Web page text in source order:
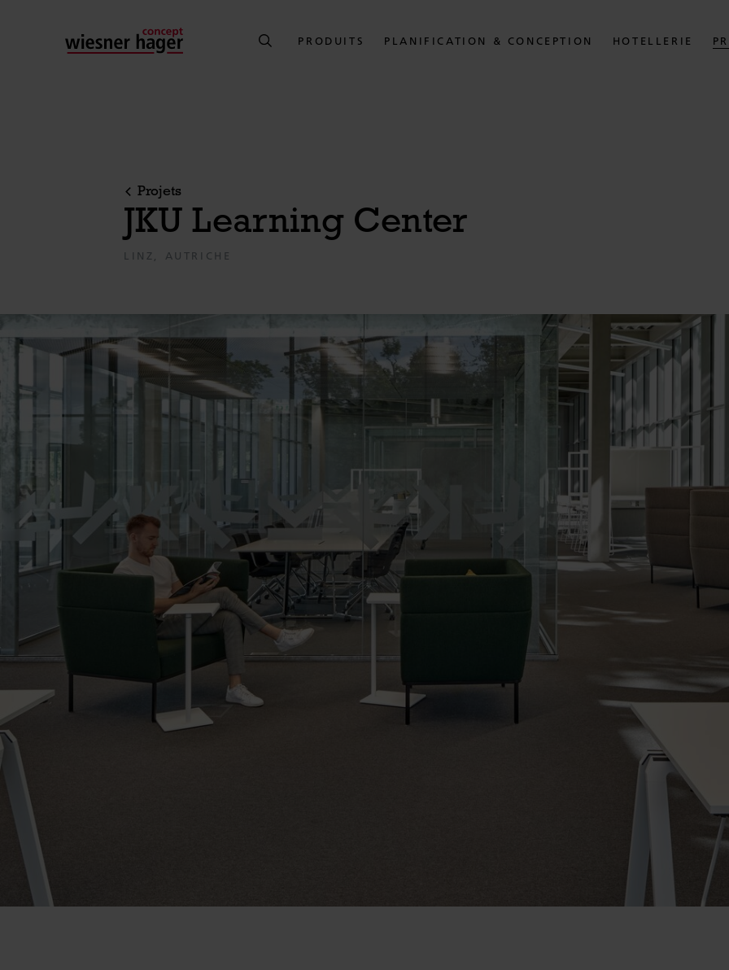
PRODUITS PLANIFICATION & CONCEPTION HOTELLERIE
Projets
JKU Learning Center
LINZ, AUTRICHE